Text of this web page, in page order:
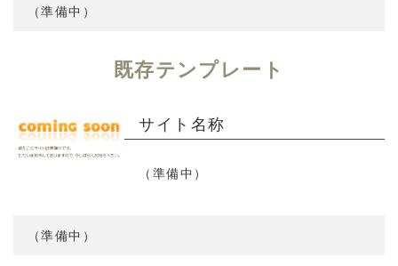
（準備中）
既存テンプレート
サイト名称
（準備中）
（準備中）